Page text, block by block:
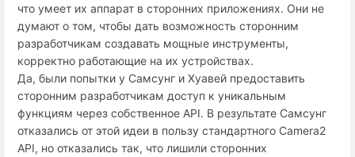
что умеет их аппарат в сторонних приложениях. Они не
думают о том, чтобы дать возможность сторонним
разработчикам создавать мощные инструменты,
корректно работающие на их устройствах.
Да, были попытки у Самсунг и Хуавей предоставить
сторонним разработчикам доступ к уникальным
функциям через собственное API. В результате Самсунг
отказались от этой идеи в пользу стандартного Camera2
API, но отказались так, что лишили сторонних